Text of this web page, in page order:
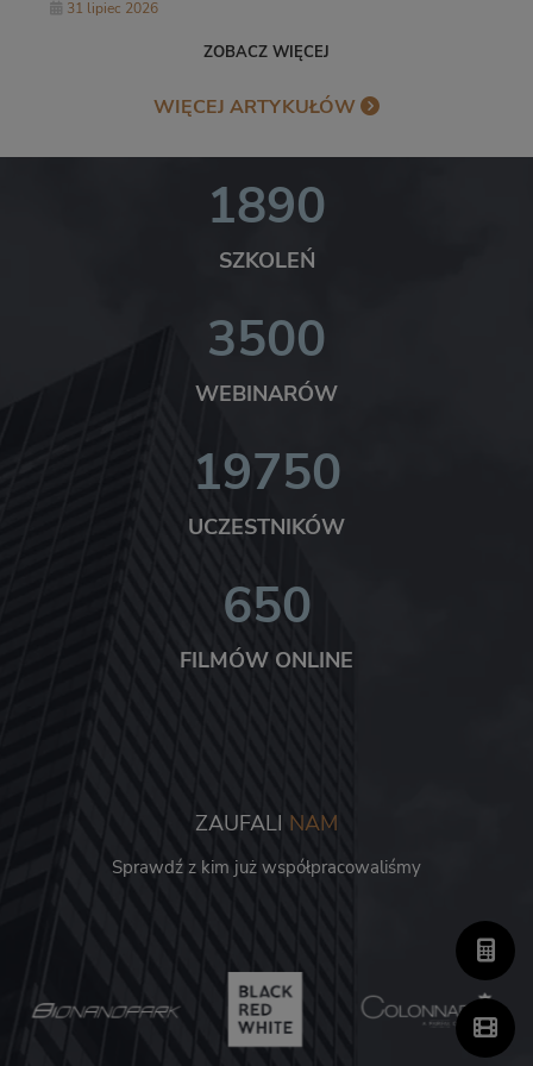
odpowiedzialności członków
zarządu?
31 lipiec 2026
ZOBACZ WIĘCEJ
WIĘCEJ ARTYKUŁÓW
1890
SZKOLEŃ
3500
WEBINARÓW
19750
UCZESTNIKÓW
650
FILMÓW ONLINE
ZAUFALI NAM
Sprawdź z kim już współpracowaliśmy